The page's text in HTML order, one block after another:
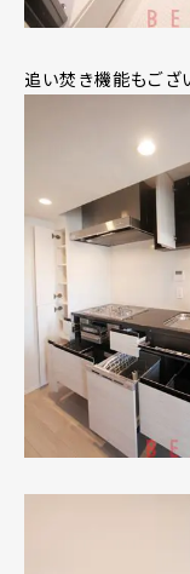
追い焚き機能もござ